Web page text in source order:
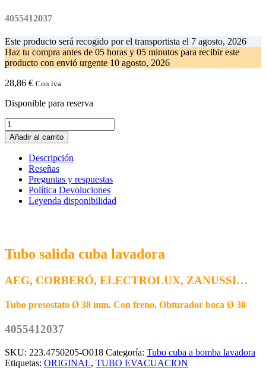
4055412037
Este producto será recogido por el transportista el 7 agosto, 2026
Haz tu compra antes de 05 horas y 05 minutos para recibir este
producto con envió urgente 10 agosto, 2026
28,86 € Con iva
Disponible para reserva
Tubo
Salida
Cuba
Lavadora
Electrolux
Zanussi
4055412037
cantidad
Añadir al carrito
Descripción
Reseñas
Preguntas y respuestas
Política Devoluciones
Leyenda disponibilidad
Tubo salida cuba lavadora
AEG, CORBERÓ, ELECTROLUX, ZANUSSI…
Tubo presostato Ø 38 mm. Con freno. Obturador boca Ø 30
4055412037
SKU: 223.4750205-O018 Categoría: Tubo cuba a bomba lavadora
Etiquetas: ORIGINAL, TUBO EVACUACION